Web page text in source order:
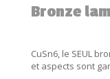
Bronze
CuSn6, le SEUL
et aspects sont